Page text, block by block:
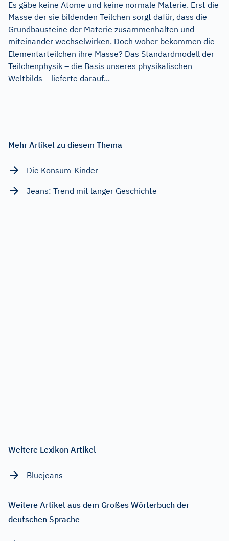
Es gäbe keine Atome und keine normale Materie. Erst die
Masse der sie bildenden Teilchen sorgt dafür, dass die
Grundbausteine der Materie zusammenhalten und
miteinander wechselwirken. Doch woher bekommen die
Elementarteilchen ihre Masse? Das Standardmodell der
Teilchenphysik – die Basis unseres physikalischen
Weltbilds – lieferte darauf...
Mehr Artikel zu diesem Thema
Die Konsum-Kinder
Jeans: Trend mit langer Geschichte
Weitere Lexikon Artikel
Bluejeans
Weitere Artikel aus dem Großes Wörterbuch der
deutschen Sprache